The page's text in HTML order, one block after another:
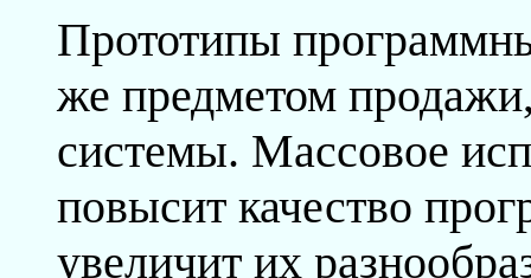
Прототипы
же предметом
системы. Массовое
повысит качество
увеличит их